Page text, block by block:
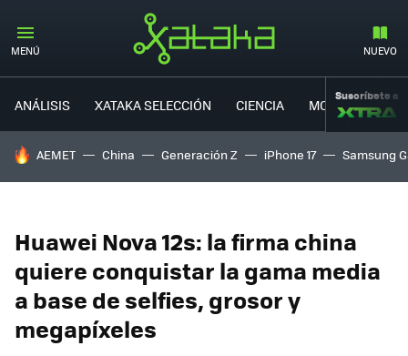
MENÚ NUEVO
ANÁLISIS XATAKA SELECCIÓN CIENCIA MOVILIDAD
Suscríbete a
HOY SE HABLA DE
AEMET China Generación Z iPhone 17 Samsung
Huawei Nova 12s: la firma china
quiere conquistar la gama media
a base de selfies, grosor y
megapíxeles